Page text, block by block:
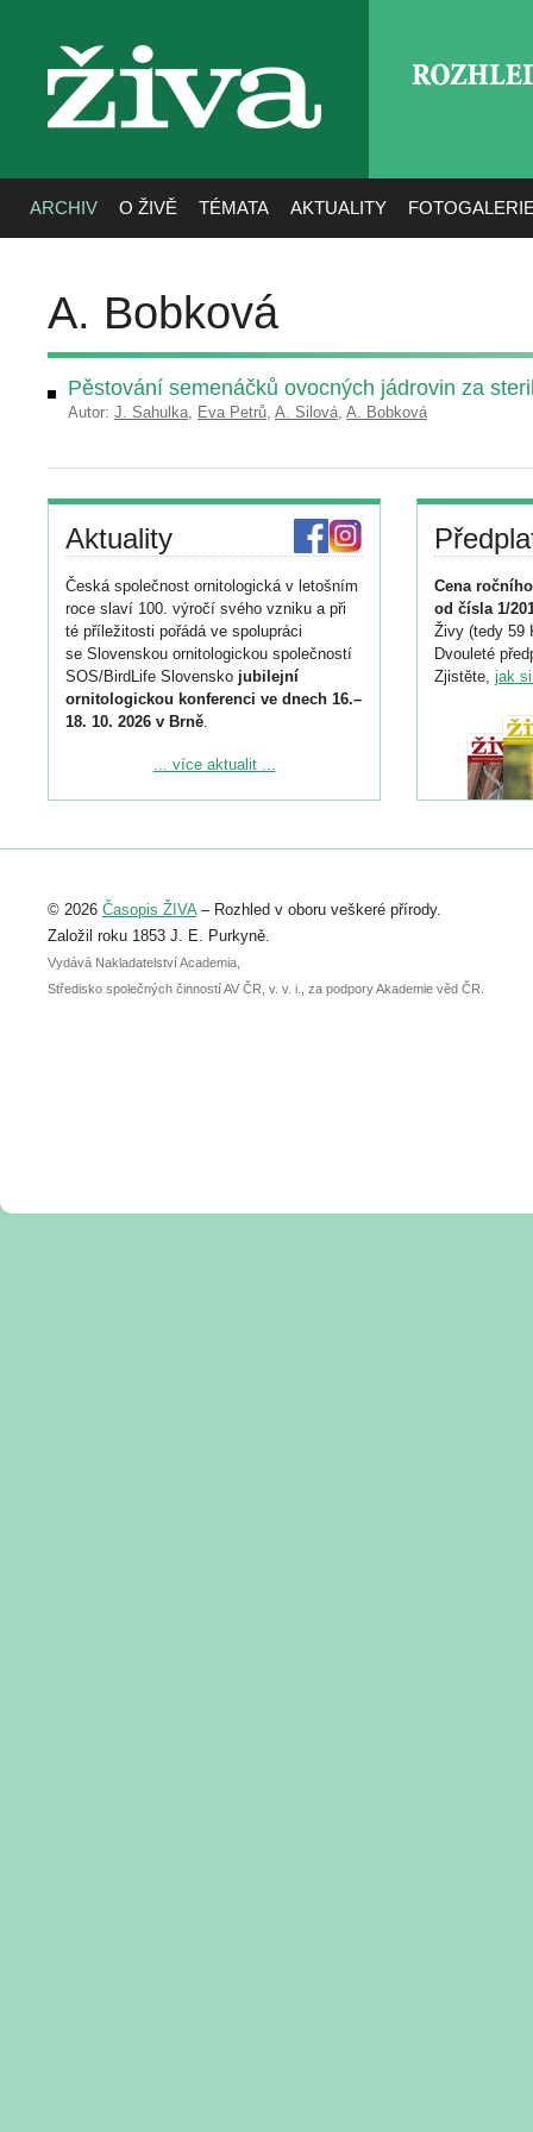
živa
ARCHIV O ŽIVĚ TÉMATA AKTUALITY
A. Bobková
Pěstování semenáčků ovocných jádrovin za
Autor: J. Sahulka, Eva Petrů, A. Silová, A. Bobková
Aktuality
Česká společnost ornitologická v letošním
roce slaví 100. výročí svého vzniku a při
té příležitosti pořádá ve spolupráci
se Slovenskou ornitologickou společností
SOS/BirdLife Slovensko jubilejní
ornitologickou konferenci ve dnech 16.–
18. 10. 2026 v Brně.
Podrobnější informace ke konferenci
Registrovat se můžete do 6. září.
abstraktu přihlášené přednášky nebo
posteru je už 30. června.
... více aktualit ...
Cena
od čísla 1/
Živy (tedy 59
Dvouleté
Zjistěte, jak
© 2026 Časopis ŽIVA– Rozhled v oboru veškeré přírody.
Založil roku 1853 J. E. Purkyně.
Vydává Nakladatelství Academia,
Středisko společných činností AV ČR, v. v. i., za podpory Akademie věd ČR.